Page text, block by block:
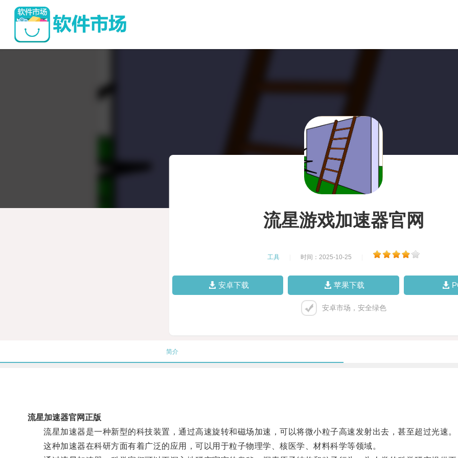
流星游戏加速器官网
工具 时间：2025-10-25
安卓下载 苹果下载
安卓市场，安全绿色
简介
流星加速器官网正版
流星加速器是一种新型的科技装置，通过高速旋转和磁场加速，可以将微小粒子高速发射出去，甚至超过光速。
这种加速器在科研方面有着广泛的应用，可以用于粒子物理学、核医学、材料科学等领域。